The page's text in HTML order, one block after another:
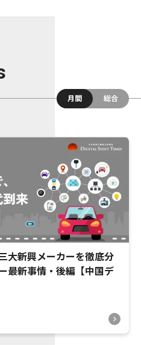
月間
総合
大新興メーカーを徹底分
最新事情・後編【中国デ